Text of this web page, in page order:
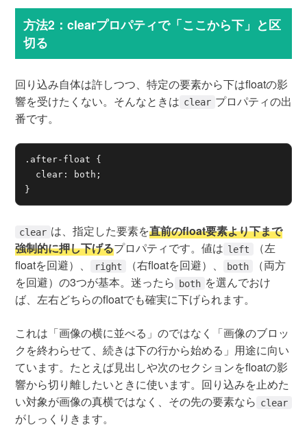
方法2：clearプロパティで「ここから下」と区
切る
回り込み自体は許しつつ、特定の要素から下はfloatの影
響を受けたくない。そんなときは clear プロパティの出
番です。
.after-float {
  clear: both;
}
clear は、指定した要素を直前のfloat要素より下まで
強制的に押し下げるプロパティです。値は left
（左
floatを回避）、
right （右floatを回避）、 both
（両方
を回避）の3つが基本。迷ったら both を選んでおけ
ば、左右どちらのfloatでも確実に下げられます。
これは「画像の横に並べる」のではなく「画像のブロッ
クを終わらせて、続きは下の行から始める」用途に向い
ています。たとえば見出しや次のセクションをfloatの影
響から切り離したいときに使います。回り込みを止めた
い対象が画像の真横ではなく、その先の要素なら clear
がしっくりきます。